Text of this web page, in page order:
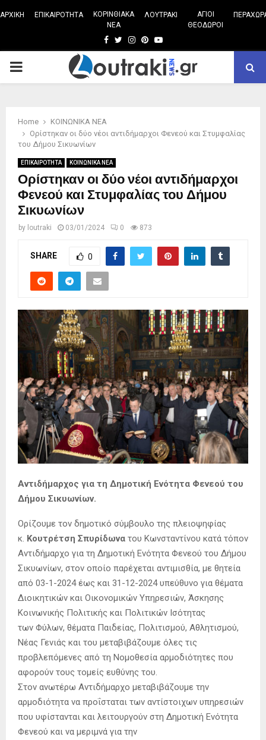
ΑΡΧΙΚΗ ΕΠΙΚΑΙΡΟΤΗΤΑ
ΚΟΡΙΝΘΙΑΚΑ
ΝΕΑ
ΛΟΥΤΡΑΚΙ
ΑΓΙΟΙ
ΘΕΟΔΩΡΟΙ
Facebook
TwitterInstagram
Pinterest
Youtube
PRIMARY
Home
ΚΟΙΝΩΝΙΚΑ ΝΕΑ
Ορίστηκαν οι δύο νέοι αντιδήμαρχοι Φενεού και Στυμφαλίας
του Δήμου Σικυωνίων
ΕΠΙΚΑΙΡΟΤΗΤΑ ΚΟΙΝΩΝΙΚΑ ΝΕΑ
Ορίστηκαν οι δύο νέοι αντιδήμαρχοι
Φενεού και Στυμφαλίας του Δήμου
Σικυωνίων
by loutraki 03/01/2024 0 873
SHARE 0
Αντιδήμαρχος για τη Δημοτική Ενότητα Φενεού του
Δήμου Σικυωνίων.
Ορίζουμε τον δημοτικό σύμβουλο της πλειοψηφίας
κ. Κουτρέτση Σπυρίδωνα του Κωνσταντίνου κατά τόπον
Αντιδήμαρχο για τη Δημοτική Ενότητα Φενεού του Δήμου
Σικυωνίων, στον οποίο παρέχεται αντιμισθία, με θητεία
από 03-1-2024 έως και 31-12-2024 υπεύθυνο για θέματα
Διοικητικών και Οικονομικών Υπηρεσιών, Άσκησης
Κοινωνικής Πολιτικής και Πολιτικών Ισότητας
των Φύλων, θέματα Παιδείας, Πολιτισμού, Αθλητισμού,
Νέας Γενιάς και του μεταβιβάζουμε όλες τις
προβλεπόμενες από τη Νομοθεσία αρμοδιότητες που
αφορούν τους τομείς ευθύνης του.
Στον ανωτέρω Αντιδήμαρχο μεταβιβάζουμε την
αρμοδιότητα να προΐσταται των αντίστοιχων υπηρεσιών
που υφίστανται και λειτουργούν στη Δημοτική Ενότητα
Φενεού και να μεριμνά για την